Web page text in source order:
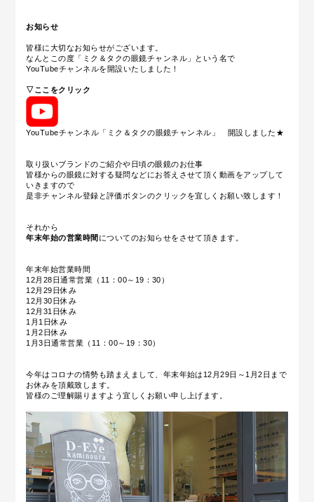
お知らせ
皆様に大切なお知らせがございます。
なんとこの度「ミク＆タクの眼鏡チャンネル」という名で
YouTubeチャンネルを開設いたしました！
▽ここをクリック
YouTubeチャンネル「ミク＆タクの眼鏡チャンネル」 開設しました★
取り扱いブランドのご紹介や日頃の眼鏡のお仕事
皆様からの眼鏡に対する疑問などにお答えさせて頂く動画をアップして
いきますので
是非チャンネル登録と評価ボタンのクリックを宜しくお願い致します！
それから
年末年始の営業時間 についてのお知らせをさせて頂きます。
年末年始営業時間
12月28日通常営業（11：00～19：30）
12月29日休み
12月30日休み
12月31日休み
1月1日休み
1月2日休み
1月3日通常営業（11：00～19：30）
今年はコロナの情勢も踏まえまして、年末年始は12月29日～1月2日まで
お休みを頂戴致します。
皆様のご理解賜りますよう宜しくお願い申し上げます。